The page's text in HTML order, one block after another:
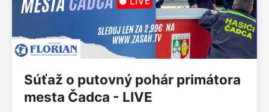
Súťaž o putovný pohár primátora
mesta Čadca - LIVE